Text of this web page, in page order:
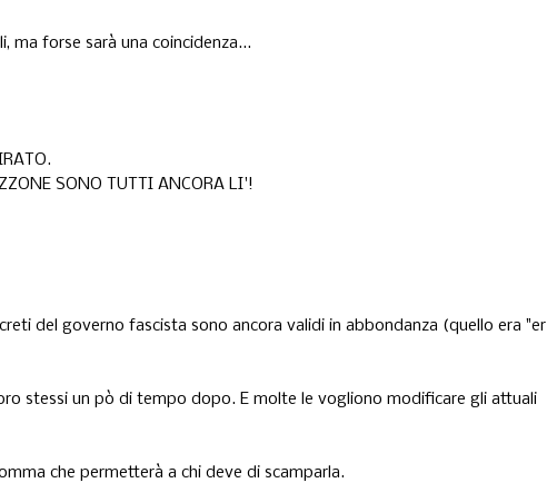
ma forse sarà una coincidenza...
SONO TUTTI ANCORA LI'!
del governo fascista sono ancora validi in abbondanza (quello era "er
stessi un pò di tempo dopo. E molte le vogliono modificare gli attuali
che permetterà a chi deve di scamparla.